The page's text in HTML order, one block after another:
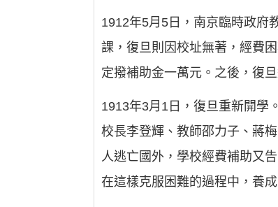
1912年5月5日，南京臨時政府
課，復旦則因校址無著，經費
定撥補助金一萬元。之後，復
1913年3月1日，復旦重新開學
校長李登輝、教師邵力子、蔣
人逃亡國外，學校經費補助又
在這樣克服困難的過程中，養